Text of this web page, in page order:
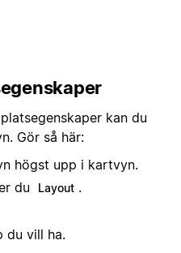
kan du
Gör så här:
högst upp i kartvyn.
du
Layout .
du vill ha.